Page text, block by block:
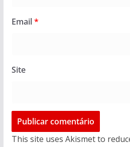
Email*
Site
This site uses Akismet to